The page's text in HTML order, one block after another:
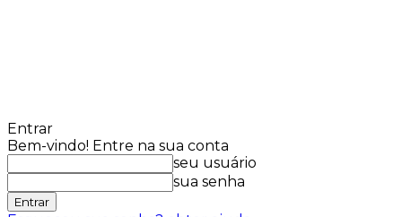
Entrar
Bem-vindo! Entre na sua conta
seu usuário
sua senha